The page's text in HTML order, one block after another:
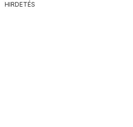
HIRDETÉS